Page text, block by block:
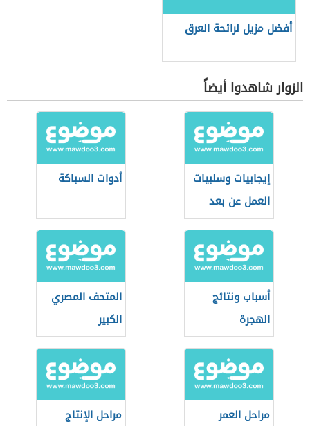
أفضل مزيل لرائحة العرق
الزوار شاهدوا أيضاً
إيجابيات وسلبيات
العمل عن بعد
أدوات السباكة
أسباب ونتائج
الهجرة
المتحف المصري
الكبير
مراحل العمر مراحل الإنتاج